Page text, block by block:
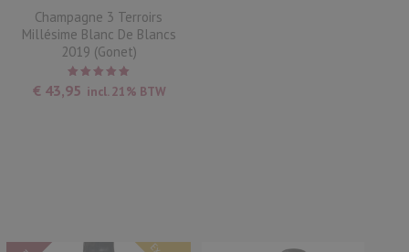
Champagne 3 Terroirs
Millésime Blanc De Blancs
2019 (Gonet)
Waardering
5.00uit
€ 43,95 incl. 21% BTW